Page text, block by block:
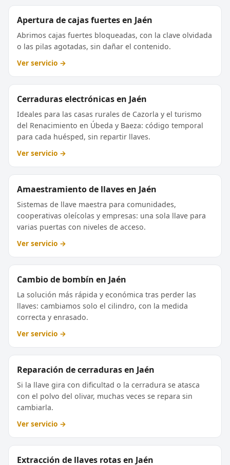
Apertura de cajas fuertes en Jaén
Abrimos cajas fuertes bloqueadas, con la clave olvidada
o las pilas agotadas, sin dañar el contenido.
Ver servicio →
Cerraduras electrónicas en Jaén
Ideales para las casas rurales de Cazorla y el turismo
del Renacimiento en Úbeda y Baeza: código temporal
para cada huésped, sin repartir llaves.
Ver servicio →
Amaestramiento de llaves en Jaén
Sistemas de llave maestra para comunidades,
cooperativas oleícolas y empresas: una sola llave para
varias puertas con niveles de acceso.
Ver servicio →
Cambio de bombín en Jaén
La solución más rápida y económica tras perder las
llaves: cambiamos solo el cilindro, con la medida
correcta y enrasado.
Ver servicio →
Reparación de cerraduras en Jaén
Si la llave gira con dificultad o la cerradura se atasca
con el polvo del olivar, muchas veces se repara sin
cambiarla.
Ver servicio →
Extracción de llaves rotas en Jaén